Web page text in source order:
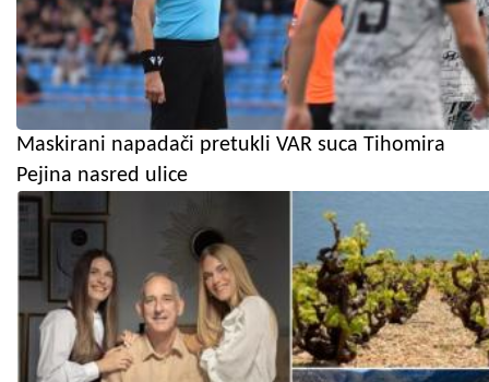
Maskirani napadači pretukli VAR suca Tihomira
Pejina nasred ulice